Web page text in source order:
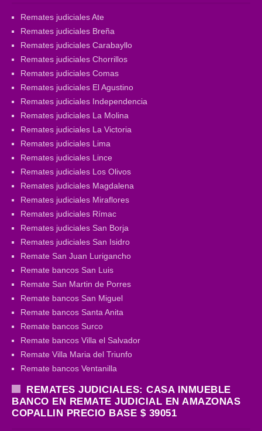
Remates judiciales Ate
Remates judiciales Breña
Remates judiciales Carabayllo
Remates judiciales Chorrillos
Remates judiciales Comas
Remates judiciales El Agustino
Remates judiciales Independencia
Remates judiciales La Molina
Remates judiciales La Victoria
Remates judiciales Lima
Remates judiciales Lince
Remates judiciales Los Olivos
Remates judiciales Magdalena
Remates judiciales Miraflores
Remates judiciales Rímac
Remates judiciales San Borja
Remates judiciales San Isidro
Remate San Juan Lurigancho
Remate bancos San Luis
Remate San Martin de Porres
Remate bancos San Miguel
Remate bancos Santa Anita
Remate bancos Surco
Remate bancos Villa el Salvador
Remate Villa Maria del Triunfo
Remate bancos Ventanilla
REMATES JUDICIALES: CASA INMUEBLE
BANCO EN REMATE JUDICIAL EN AMAZONAS
COPALLIN PRECIO BASE $ 39051